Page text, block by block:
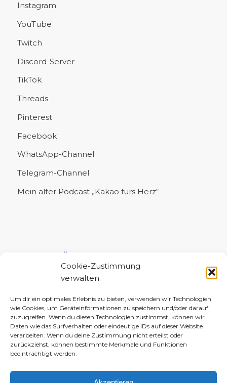
Cookie-Zustimmung
verwalten
Um dir ein optimales Erlebnis zu bieten, verwenden wir Technologien
wie Cookies, um Geräteinformationen zu speichern und/oder darauf
zuzugreifen. Wenn du diesen Technologien zustimmst, können wir
Daten wie das Surfverhalten oder eindeutige IDs auf dieser Website
verarbeiten. Wenn du deine Zustimmung nicht erteilst oder
zurückziehst, können bestimmte Merkmale und Funktionen
beeinträchtigt werden.
Instagram
YouTube
Twitch
Discord-Server
TikTok
Threads
Pinterest
Facebook
WhatsApp-Channel
Telegram-Channel
Mein alter Podcast „Kakao fürs Herz“